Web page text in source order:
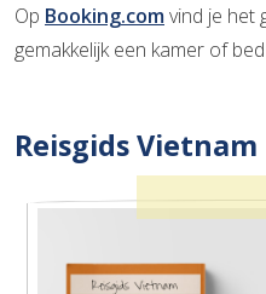
Op Booking.comvind je het
gemakkelijk een kamer of
Reisgids Vietnam